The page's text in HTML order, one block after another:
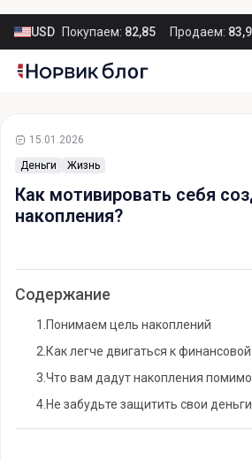
USD Покупаем: 82,85 Продаем:
Деньги Жизнь
15.01.2026
Как мотивировать себя
накопления?
Содержание
1. Понимаем цель накоплений
2. Как легче двигаться к
3. Что вам дадут накопления
4. Не забудьте защитить свои деньги